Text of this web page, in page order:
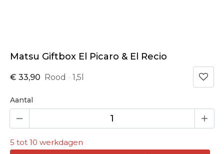
Matsu Giftbox El Picaro & El Recio
€ 33,90 Rood - 1,5l
Aantal
5 tot 10 werkdagen